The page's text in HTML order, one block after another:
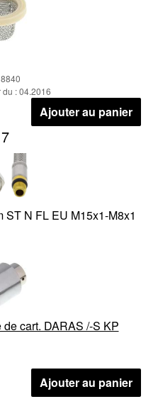
: 04.2016
Ajouter au panier
N FL EU M15x1-M8x1
cart. DARAS /-S KP
Ajouter au panier